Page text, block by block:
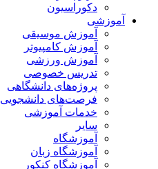
دکوراسیون
آموزشی
آموزش موسیقی
آموزش کامپیوتر
آموزش ورزشی
تدریس خصوصی
پروژه‌های دانشگاهی
فرصت‌های دانشجویی
خدمات آموزشی
سایر
آموزشگاه
آموزشگاه زبان
آموزشگاه کنکور